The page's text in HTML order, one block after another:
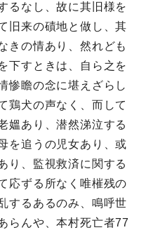
るなし、故に其旧様を
旧来の磧地と做し、其
きの情あり、然れども
下すときは、自ら之を
惨瞻の念に堪えざらし
鶏犬の声なく、而して
媼あり、潜然涕泣する
を追うの児女あり、或
り、監視救済に関する
応ずる所なく唯槯残の
するあるのみ、鳴呼世
らんや、本村死亡者77